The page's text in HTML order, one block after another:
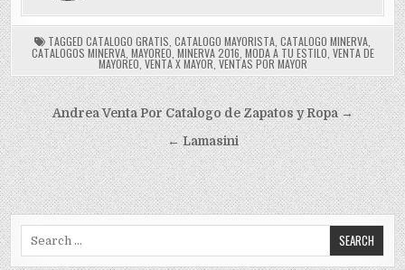
TAGGED CATALOGO GRATIS CATALOGO MAYORISTA CATALOGO MINERVA
CATALOGOS MINERVA, MAYOREO MINERVA 2016 MODA A TU ESTILO VENTA DE
MAYOREO VENTA X MAYOR VENTAS POR MAYOR
Navegación
de
entradas
Andrea Venta Por Catalogo de Zapatos y Ropa →
← Lamasini